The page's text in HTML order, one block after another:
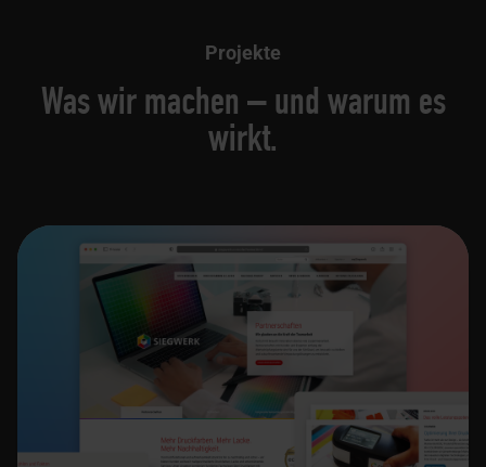
Was wir machen – und warum es
wirkt.
Projekte
Corporate Website Siegwerk
Druckfarben
Website-Relaunch mit TYPO3 CMS